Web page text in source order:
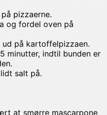
pizzaerne.
og fordel oven på
på kartoffelpizzaen.
minutter, indtil bunden er
salt på.
at smørre mascarpone